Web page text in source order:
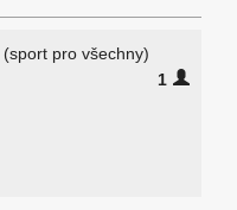
(sport pro všechny)
1